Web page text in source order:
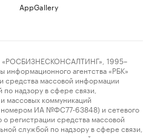
AppGallery
1995–
агентства «РБК»
средства массовой информации
надзору в сфере связи,
массовых коммуникаций
номером ИА №ФС77-63848) и сетевого
о регистрации средства массовой
службой по надзору в сфере связи,